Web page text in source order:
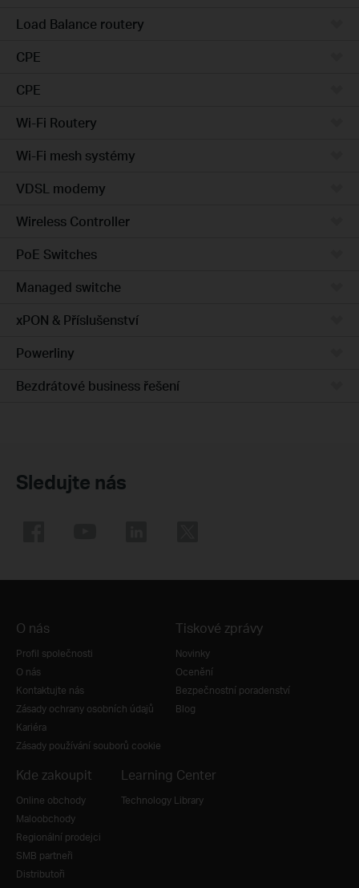
Load Balance routery
CPE
CPE
Wi-Fi Routery
Wi-Fi mesh systémy
VDSL modemy
Wireless Controller
PoE Switches
Managed switche
xPON & Příslušenství
Powerliny
Bezdrátové business řešení
Sledujte nás
O nás
Profil společnosti
O nás
Kontaktujte nás
Zásady ochrany osobních údajů
Kariéra
Zásady používání souborů cookie
Tiskové zprávy
Novinky
Ocenění
Bezpečnostní poradenství
Blog
Kde zakoupit
Online obchody
Maloobchody
Regionální prodejci
SMB partneři
Distributoři
Learning Center
Technology Library